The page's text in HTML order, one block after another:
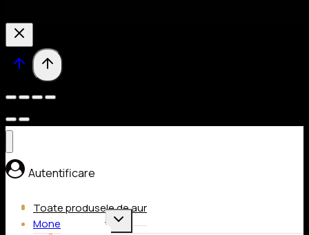
Autentificare
ACASA
Toate produsele de aur
Monede de aur Toggle